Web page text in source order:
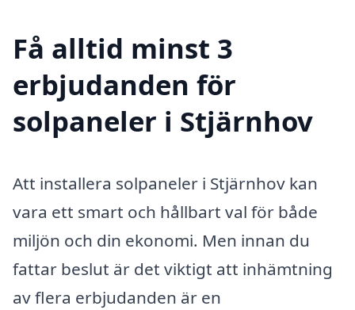
Få alltid minst 3
erbjudanden för
solpaneler i Stjärnhov
Att installera solpaneler i Stjärnhov kan
vara ett smart och hållbart val för både
miljön och din ekonomi. Men innan du
fattar beslut är det viktigt att inhämtning
av flera erbjudanden är en